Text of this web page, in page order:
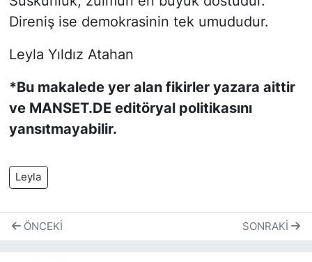
Direniş ise demokrasinin tek umududur.
Leyla Yıldız Atahan
*Bu makalede yer alan fikirler yazara aittir
ve MANSET.DE editöryal politikasını
yansıtmayabilir.
Leyla
ÖNCEKI SONRAKI